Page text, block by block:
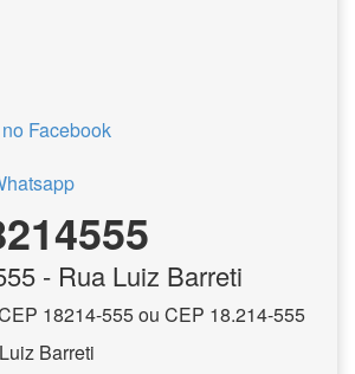
Facebook
- Rua Luiz Barreti
18214-555 ou CEP 18.214-555
Barreti